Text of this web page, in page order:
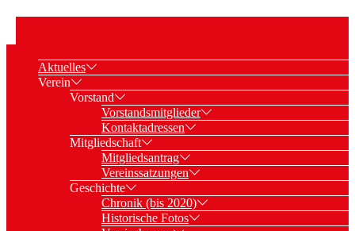
Aktuelles
Verein
Vorstand
Vorstandsmitglieder
Kontaktadressen
Mitgliedschaft
Mitgliedsantrag
Vereinssatzungen
Geschichte
Chronik (bis 2020)
Historische Fotos